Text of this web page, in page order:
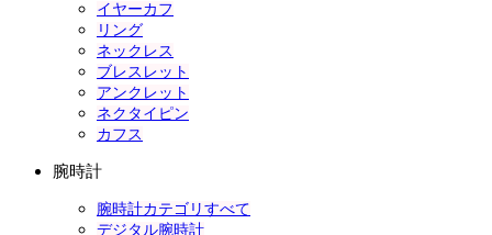
イヤーカフ
リング
ネックレス
ブレスレット
アンクレット
ネクタイピン
カフス
腕時計
腕時計カテゴリすべて
デジタル腕時計